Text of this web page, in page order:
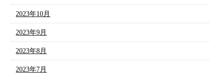
2023年10月
2023年9月
2023年8月
2023年7月